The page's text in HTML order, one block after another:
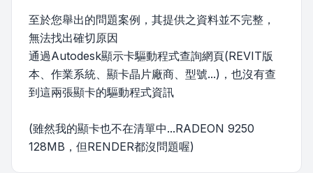
至於您舉出的問題案例，其提供之資料並不完整，
無法找出確切原因
通過Autodesk顯示卡驅動程式查詢網頁(REVIT版
本、作業系統、顯卡晶片廠商、型號...)，也沒有查
到這兩張顯卡的驅動程式資訊
(雖然我的顯卡也不在清單中...RADEON 9250
128MB，但RENDER都沒問題喔)